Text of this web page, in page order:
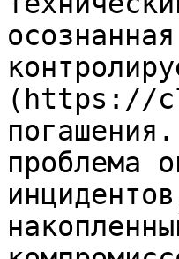
(https://
проблема